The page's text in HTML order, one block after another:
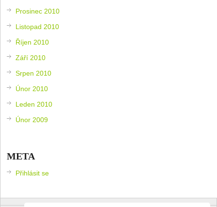
Prosinec 2010
Listopad 2010
Říjen 2010
Září 2010
Srpen 2010
Únor 2010
Leden 2010
Únor 2009
META
Přihlásit se